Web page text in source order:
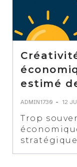
estimé
ADMIN1730 - 12
Trop